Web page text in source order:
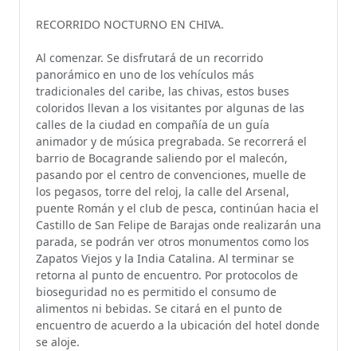
RECORRIDO NOCTURNO EN CHIVA.
Al comenzar. Se disfrutará de un recorrido
panorámico en uno de los vehículos más
tradicionales del caribe, las chivas, estos buses
coloridos llevan a los visitantes por algunas de las
calles de la ciudad en compañía de un guía
animador y de música pregrabada. Se recorrerá el
barrio de Bocagrande saliendo por el malecón,
pasando por el centro de convenciones, muelle de
los pegasos, torre del reloj, la calle del Arsenal,
puente Román y el club de pesca, continúan hacia el
Castillo de San Felipe de Barajas onde realizarán una
parada, se podrán ver otros monumentos como los
Zapatos Viejos y la India Catalina. Al terminar se
retorna al punto de encuentro. Por protocolos de
bioseguridad no es permitido el consumo de
alimentos ni bebidas. Se citará en el punto de
encuentro de acuerdo a la ubicación del hotel donde
se aloje.